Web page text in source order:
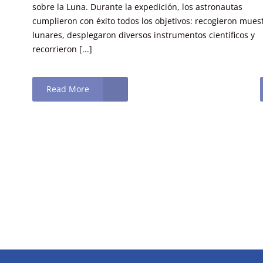
sobre la Luna. Durante la expedición, los astronautas
cumplieron con éxito todos los objetivos: recogieron
lunares, desplegaron diversos instrumentos científicos y
recorrieron [...]
Read More